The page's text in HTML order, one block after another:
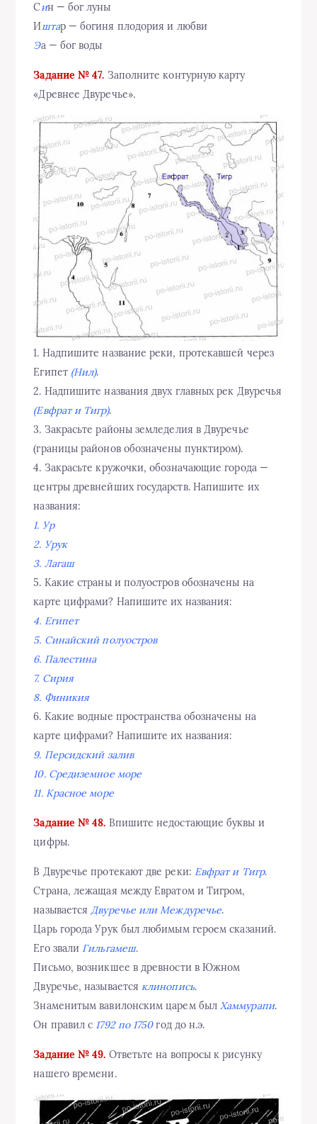
Син — бог луны
Иштар — богиня плодория и любви
Эа — бог воды
Задание № 47. Заполните контурную карту
«Древнее Двуречье».
1. Надпишите название реки, протекавшей через
Египет (Нил).
2. Надпишите названия двух главных рек Двуречья
(Евфрат и Тигр).
3. Закрасьте районы земледелия в Двуречье
(границы районов обозначены пунктиром).
4. Закрасьте кружочки, обозначающие города —
центры древнейших государств. Напишите их
названия:
1. Ур
2. Урук
3. Лагаш
5. Какие страны и полуостров обозначены на
карте цифрами? Напишите их названия:
4. Египет
5. Синайский полуостров
6. Палестина
7. Сирия
8. Финикия
6. Какие водные пространства обозначены на
карте цифрами? Напишите их названия:
9. Персидский залив
10. Средиземное море
11. Красное море
Задание № 48. Впишите недостающие буквы и
цифры.
В Двуречье протекают две реки: Евфрат и Тигр.
Страна, лежащая между Евратом и Тигром,
называетсяДвуречье или Междуречье.
Царь города Урук был любимым героем сказаний.
Его звали Гильгамеш.
Письмо, возникшее в древности в Южном
Двуречье, называетсяклинопись.
Знаменитым вавилонским царем былХаммурапи.
Он правил с 1792 по 1750год до н.э.
Задание № 49. Ответьте на вопросы к рисунку
нашего времени.